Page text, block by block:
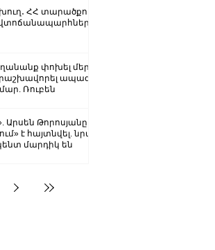
ՀՀ տարածքում
փոխել մեր
ապագա
Ռուբեն
Արսեն Թորոսյանը
է հայտնվել. նրա
մարդիկ են